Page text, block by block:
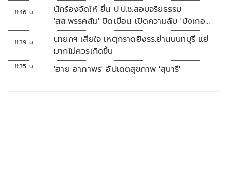
11:46 น.
นักร้องจัดให้ ยื่น ป.ป.ช.สอบจริยธรรม
'สส.พรรคส้ม' บิดเบือน เปิดความลับ 'บังเกอร์
ทหาร'
11:39 น.
นายกฯ เสียใจ เหตุกราดยิงรร.ย่านนนทบุรี แย่
มากไม่ควรเกิดขึ้น
11:35 น. 'ฮาย อาภาพร' อัปเดตสุขภาพ 'สุนารี'